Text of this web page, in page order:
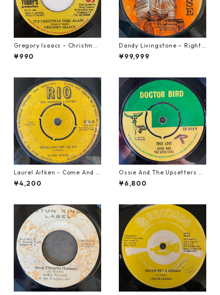
Gregory Isaacs - Christmas
Time Once Again【7-2058
9】
¥990
Dandy Livingstone – Right
On Brother【7-21946】
¥99,999
Laurel Aitken - Come And L
et Us Go【7-21779】
¥4,200
Ossie And The Upsetters -
True Love【7-22000】
¥6,800